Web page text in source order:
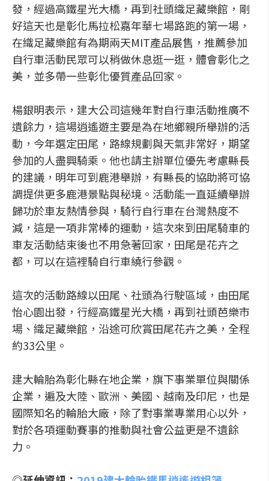
發，經過高鐵星光大橋，再到社頭織足藏樂館，剛
好這天也是彰化馬拉松嘉年華七場路跑的第一場，
在織足藏樂館有為期兩天MIT產品展售，推薦參加
自行車活動民眾可以稍做休息逛一逛，體會彰化之
美，並多帶一些彰化優質產品回家。
楊銀明表示，建大公司這幾年對自行車活動推廣不
遺餘力，這場逍遙遊主要是為在地鄉親所舉辦的活
動，今年選定田尾，路線規劃與天氣非常好，期望
參加的人盡興騎乘。他也請主辦單位優先考慮縣長
的建議，明年可到鹿港舉辦，有縣長的協助將可協
調提供更多鹿港景點與秘境。活動能一直延續舉辦
歸功於車友熱情參與，騎行自行車在台灣熱度不
減，這是一項非常棒的運動，這次來到田尾騎車的
車友活動結束後也不用急著回家，田尾是花卉之
都，可以在這裡騎自行車繞行參觀。
這次的活動路線以田尾、社頭為行駛區域，由田尾
怡心園出發，行經高鐵星光大橋，再到社頭芭樂市
場、織足藏樂館，沿途可欣賞田尾花卉之美，全程
約33公里。
建大輪胎為彰化縣在地企業，旗下事業單位與關係
企業，遍及大陸、歐洲、美國、越南及印尼，也是
國際知名的輪胎大廠，除了對事業專業用心以外，
對於各項運動賽事的推動與社會公益更是不遺餘
力。